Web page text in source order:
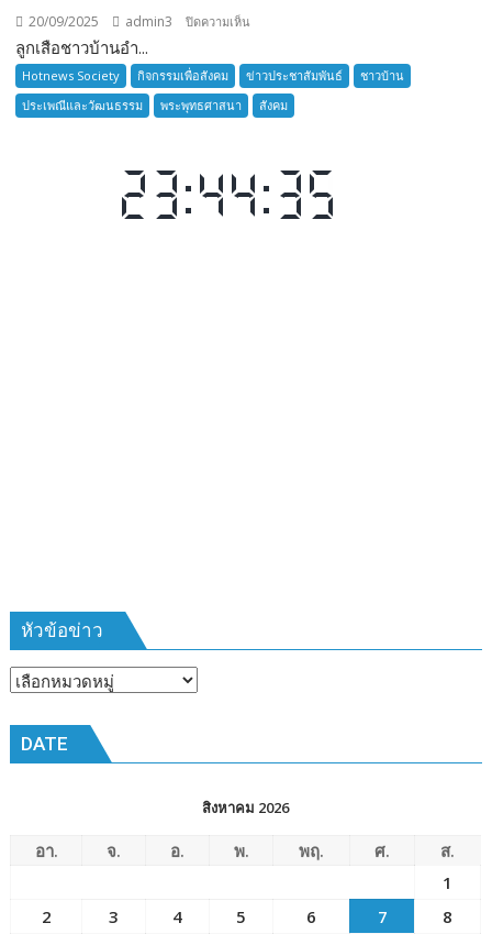
20/09/2025 admin3 ปิดความเห็น
เสือ
ชาว
บ้าน
เปิด
รับ
๒๕๖๙
ลูกเสือชาวบ้านอำ...
Hotnews Society กิจกรรมเพื่อสังคม ข่าวประชาสัมพันธ์
ชาวบ้าน
ประเพณีและวัฒนธรรม
พระพุทธศาสนา สังคม
หัวข้อข่าว
หัวข้อ
DATE
สิงหาคม 2026
อา. จ. อ. พ. พฤ. ศ.
ส.
1
2
3 4 5 6 7
8